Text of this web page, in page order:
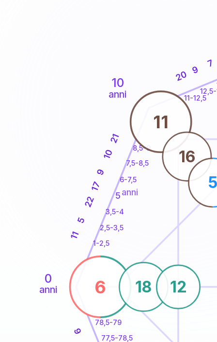
0
anni
10
anni
1-2,5
2,5-3,5
3,5-4
6-7,5
7,5-8,5
8,5-9
11-12,5
77,5-78,5
78,5-79
11
5
22
17
9
10
21
20 9
7
9
6
11
18 12
16
5
5anni